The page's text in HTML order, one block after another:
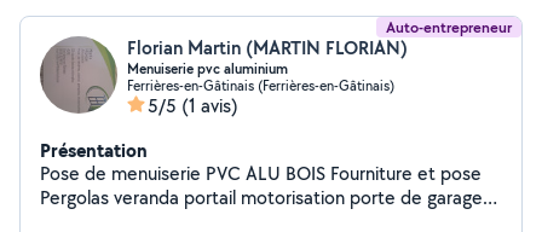
Auto-entrepreneur
Florian Martin (MARTIN FLORIAN)
Menuiserie pvc aluminium
Ferrières-en-Gâtinais (Ferrières-en-Gâtinais)
5/5 (1 avis)
Présentation
Pose de menuiserie PVC ALU BOIS Fourniture et pose
Pergolas veranda portail motorisation porte de garage